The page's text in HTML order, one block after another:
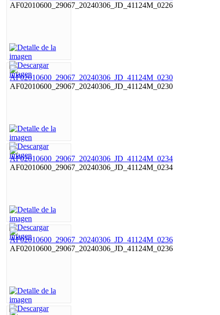
AF02010600_29067_20240306_JD_41124M_0226
AF02010600_29067_20240306_JD_41124M_0230
AF02010600_29067_20240306_JD_41124M_0234
AF02010600_29067_20240306_JD_41124M_0236